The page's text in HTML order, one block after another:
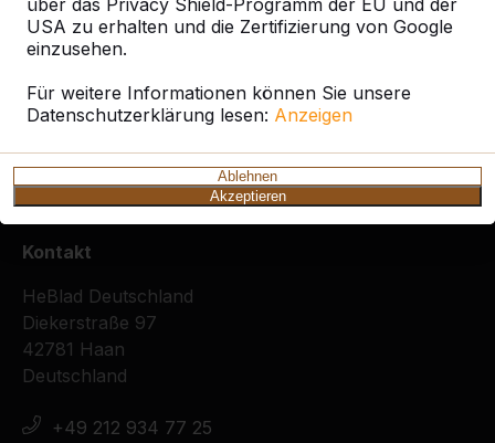
über das Privacy Shield-Programm der EU und der
USA zu erhalten und die Zertifizierung von Google
einzusehen.
Für weitere Informationen können Sie unsere
Datenschutzerklärung lesen: Anzeigen
Ablehnen
Akzeptieren
Ort oder Postleitzahl suchen
Kontakt
HeBlad Deutschland
Diekerstraße 97
42781 Haan
Deutschland
+49 212 934 77 25